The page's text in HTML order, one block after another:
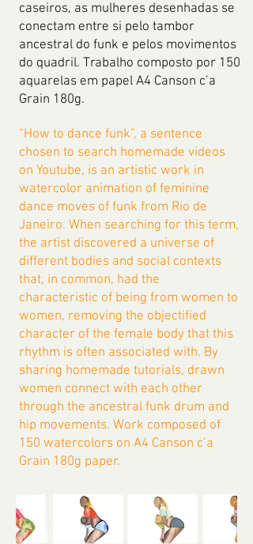
caseiros, as mulheres desenhadas se
conectam entre si pelo tambor
ancestral do funk e pelos movimentos
do quadril. Trabalho composto por 150
aquarelas em papel A4 Canson c’a
Grain 180g.
“How to dance funk”, a sentence
chosen to search homemade videos
on Youtube, is an artistic work in
watercolor animation of feminine
dance moves of funk from Rio de
Janeiro. When searching for this term,
the artist discovered a universe of
different bodies and social contexts
that, in common, had the
characteristic of being from women to
women, removing the objectified
character of the female body that this
rhythm is often associated with. By
sharing homemade tutorials, drawn
women connect with each other
through the ancestral funk drum and
hip movements. Work composed of
150 watercolors on A4 Canson c’a
Grain 180g paper.